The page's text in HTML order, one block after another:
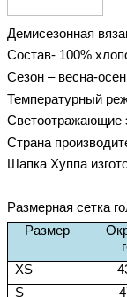
Демисезонная
Состав- 100%
Сезон – весна-
Температурный
Светоотражающие
Страна
Шапка Хуппа
Размерная сетка
Размер
XS
S